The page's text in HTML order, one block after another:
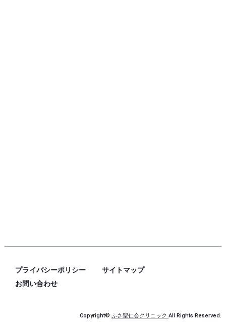
プライバシーポリシー
サイトマップ
お問い合わせ
Copyright©ふさ聖仁会クリニックAll Rights Reserved.